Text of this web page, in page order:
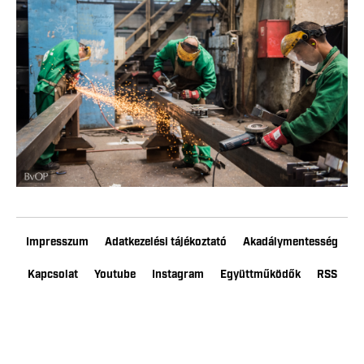
Impresszum Adatkezelési tájékoztató Akadálymentesség
Kapcsolat Youtube Instagram Együttműködők RSS